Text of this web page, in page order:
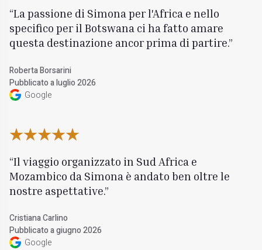
La passione di Simona per l'Africa e nello
specifico per il Botswana ci ha fatto amare
questa destinazione ancor prima di partire.
Roberta Borsarini
Pubblicato a luglio 2026
Google
Il viaggio organizzato in Sud Africa e
Mozambico da Simona è andato ben oltre le
nostre aspettative.
Cristiana Carlino
Pubblicato a giugno 2026
Google